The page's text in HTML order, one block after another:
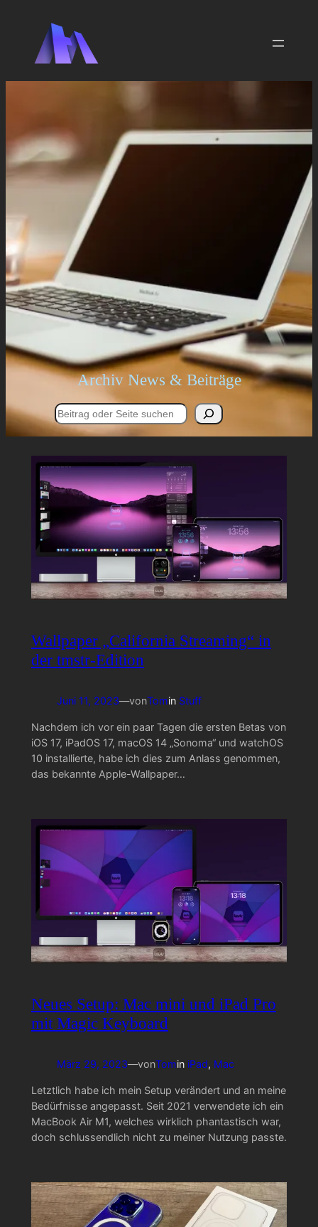
Archiv News & Beiträge
Suchen
Wallpaper „California Streaming“ in
der tmstr-Edition
Juni 11, 2023—vonTomin Stuff
Nachdem ich vor ein paar Tagen die ersten Betas von
iOS 17, iPadOS 17, macOS 14 „Sonoma“ und watchOS
10 installierte, habe ich dies zum Anlass genommen,
das bekannte Apple-Wallpaper…
Neues Setup: Mac mini und iPad Pro
mit Magic Keyboard
März 29, 2023—vonTomin iPad, Mac
Letztlich habe ich mein Setup verändert und an meine
Bedürfnisse angepasst. Seit 2021 verwendete ich ein
MacBook Air M1, welches wirklich phantastisch war,
doch schlussendlich nicht zu meiner Nutzung passte.